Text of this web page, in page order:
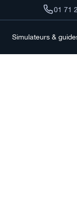
01 71
Simulateurs &